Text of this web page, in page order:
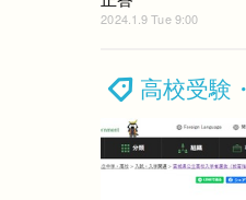
2024.1.9 Tue 9:00
高校受験